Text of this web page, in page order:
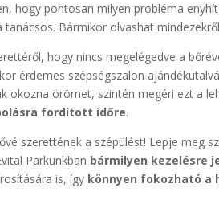
hogy pontosan milyen probléma
tanácsos. Bármikor olvashat
hogy nincs megelégedve a
érdemes szépségszalon
okozna örömet, szintén megéri ezt a
fordított időre.
szerettének a szépülést! Lepje meg
Parkunkban bármilyen kezelésre
is, így könnyen fokozható a